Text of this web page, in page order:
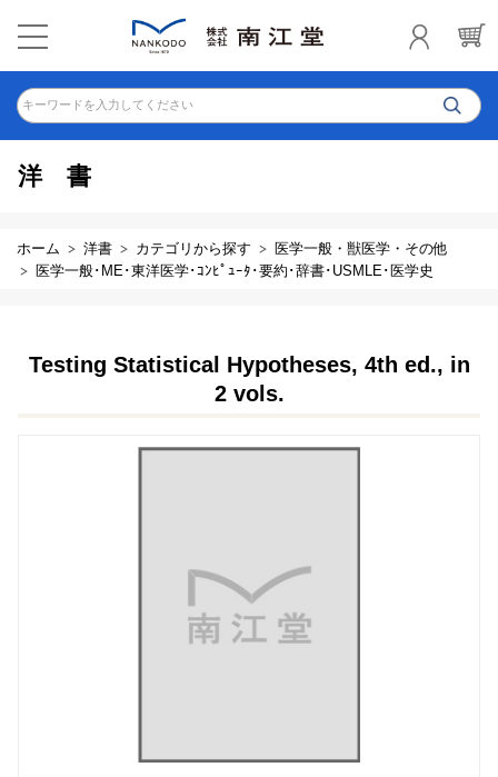
キーワードを入力してください
洋書
ホーム 洋書 カテゴリから探す
医学一般・獣医学・その他
医学一般･ME･東洋医学･ｺﾝﾋﾟｭｰﾀ･要約･辞書･USMLE･医学史
Testing Statistical Hypotheses, 4th ed., in
2 vols.